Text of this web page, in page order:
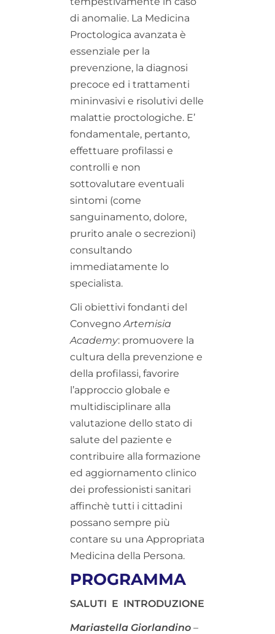
di anomalie. La Medicina
Proctologica avanzata è
essenziale per la
prevenzione, la diagnosi
precoce ed i trattamenti
mininvasivi e risolutivi delle
malattie proctologiche. E’
fondamentale, pertanto,
effettuare profilassi e
controlli e non
sottovalutare eventuali
sintomi (come
sanguinamento, dolore,
prurito anale o secrezioni)
consultando
immediatamente lo
specialista.
Gli obiettivi fondanti del
Convegno Artemisia
Academy: promuovere la
cultura della prevenzione e
della profilassi, favorire
l’approccio globale e
multidisciplinare alla
valutazione dello stato di
salute del paziente e
contribuire alla formazione
ed aggiornamento clinico
dei professionisti sanitari
affinchè tutti i cittadini
possano sempre più
contare su una Appropriata
Medicina della Persona.
PROGRAMMA
SALUTI E INTRODUZIONE
Mariastella Giorlandino –